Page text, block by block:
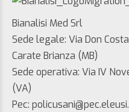
Bianalisi Med Srl
Sede legale: Via Don
Carate Brianza (MB)
Sede operativa: Via IV
(VA)
Pec: